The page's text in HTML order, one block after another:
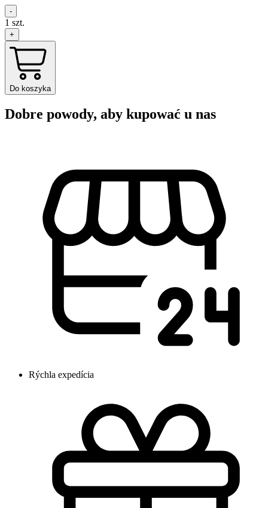
-
1 szt.
+
Do koszyka
Dobre powody, aby kupować u nas
Rýchla expedícia